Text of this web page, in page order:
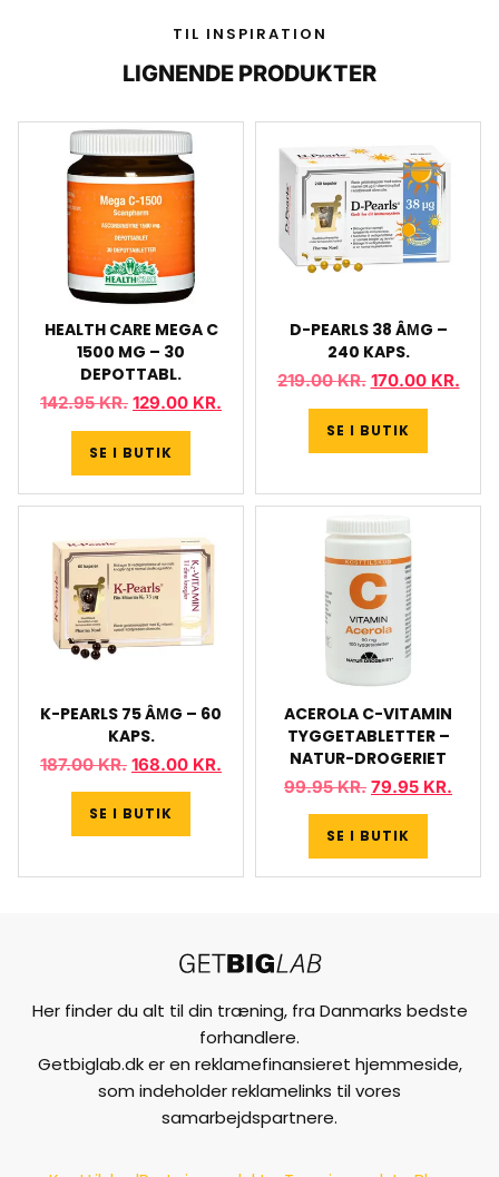
TIL INSPIRATION
LIGNENDE PRODUKTER
HEALTH CARE MEGA C
1500 MG – 30
DEPOTTABL.
142.95KR. 129.00 KR.
SE I BUTIK
D-PEARLS 38 ÂΜG –
240 KAPS.
219.00KR. 170.00 KR.
SE I BUTIK
K-PEARLS 75 ÂΜG – 60
KAPS.
187.00KR. 168.00 KR.
SE I BUTIK
ACEROLA C-VITAMIN
TYGGETABLETTER –
NATUR-DROGERIET
99.95KR. 79.95 KR.
SE I BUTIK
Her finder du alt til din træning, fra Danmarks bedste
forhandlere.
Getbiglab.dk er en reklamefinansieret hjemmeside,
som indeholder reklamelinks til vores
samarbejdspartnere.